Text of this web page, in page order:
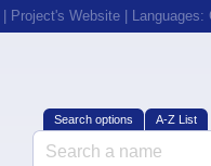
Project's Website | Languages:
Search options A-Z List